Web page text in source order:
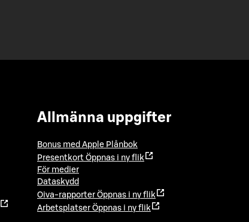
Allmänna uppgifter
Bonus med Apple Plånbok
Presentkort Öppnas i ny flik
För medier
Dataskydd
Oiva-rapporter Öppnas i ny flik
Arbetsplatser Öppnas i ny flik